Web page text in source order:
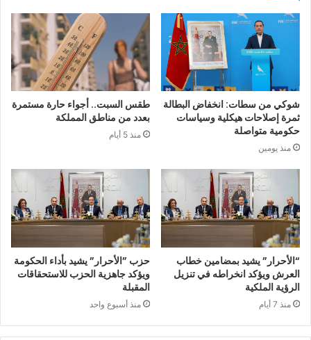
شوكي من سطات: انخفاض البطالة
ثمرة إصلاحات هيكلية وسياسات
حكومية متواصلة
منذ يومين
طقس السبت.. أجواء حارة مستمرة
بعدد من مناطق المملكة
منذ 5 أيام
“الأحرار” يشيد بمضامين خطاب
العرش ويؤكد انخراطه في تنزيل
الرؤية الملكية
منذ 7 أيام
حزب ”الأحرار” يشيد بأداء الحكومة
ويؤكد جاهزية الحزب للاستحقاقات
المقبلة
منذ أسبوع واحد